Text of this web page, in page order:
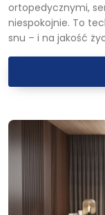
ortopedycznymi,
niespokojnie. To
snu – i na jakość